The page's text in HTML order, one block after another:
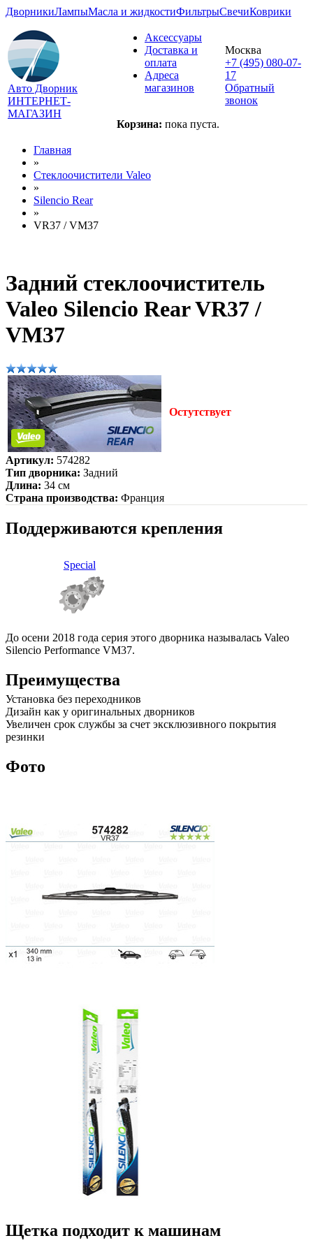
ДворникиЛампыМасла и жидкостиФильтрыСвечиКоврики
Авто Дворник
ИНТЕРНЕТ-
МАГАЗИН
Аксессуары
Доставка и
оплата
Адреса
магазинов
Корзина: пока пуста.
Москва
+7 (495) 080-07-
17
Обратный
звонок
Главная
»
Стеклоочистители Valeo
»
Silencio Rear
»
VR37 / VM37
Задний стеклоочиститель
Valeo Silencio Rear VR37 /
VM37
Остутствует
Артикул: 574282
Тип дворника: Задний
Длина: 34 см
Страна производства: Франция
Поддерживаются крепления
Special
До осени 2018 года серия этого дворника называлась Valeo
Silencio Performance VM37.
Преимущества
Установка без переходников
Дизайн как у оригинальных дворников
Увеличен срок службы за счет эксклюзивного покрытия
резинки
Фото
Щетка подходит к машинам